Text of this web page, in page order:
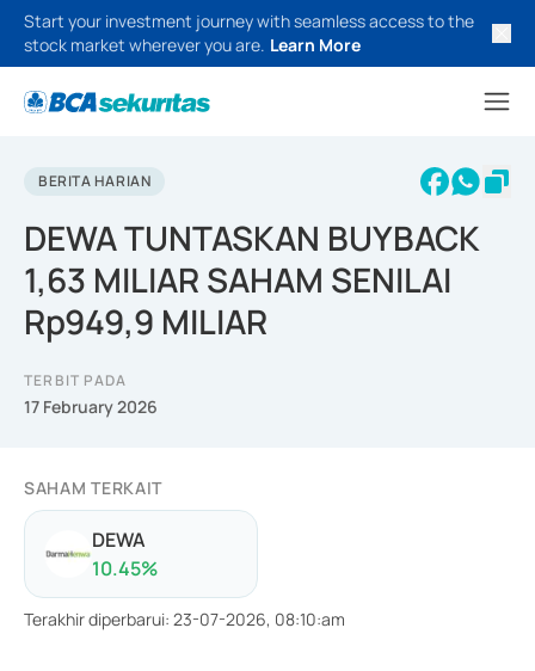
Start your investment journey with seamless access to the
stock market wherever you are. Learn More
BERITA HARIAN
DEWA TUNTASKAN BUYBACK
1,63 MILIAR SAHAM SENILAI
Rp949,9 MILIAR
TERBIT PADA
17 February 2026
SAHAM TERKAIT
DEWA
10.45%
Terakhir diperbarui: 23-07-2026, 08:10:am